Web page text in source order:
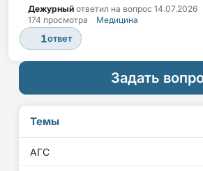
Дежурный ответил на вопрос 14.07.2026
174 просмотра
Медицина
1ответ
Задать
Темы
АГС